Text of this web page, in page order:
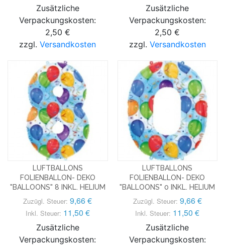
Zusätzliche
Verpackungskosten:
2,50 €
zzgl.Versandkosten
Zusätzliche
Verpackungskosten:
2,50 €
zzgl. Versandkosten
LUFTBALLONS
FOLIENBALLON- DEKO
"BALLOONS" 8 INKL. HELIUM
Zuzügl. Steuer: 9,66 €
Inkl. Steuer: 11,50 €
Zusätzliche
Verpackungskosten:
LUFTBALLONS
FOLIENBALLON- DEKO
"BALLOONS" 0 INKL. HELIUM
Zuzügl. Steuer: 9,66 €
Inkl. Steuer: 11,50 €
Zusätzliche
Verpackungskosten: